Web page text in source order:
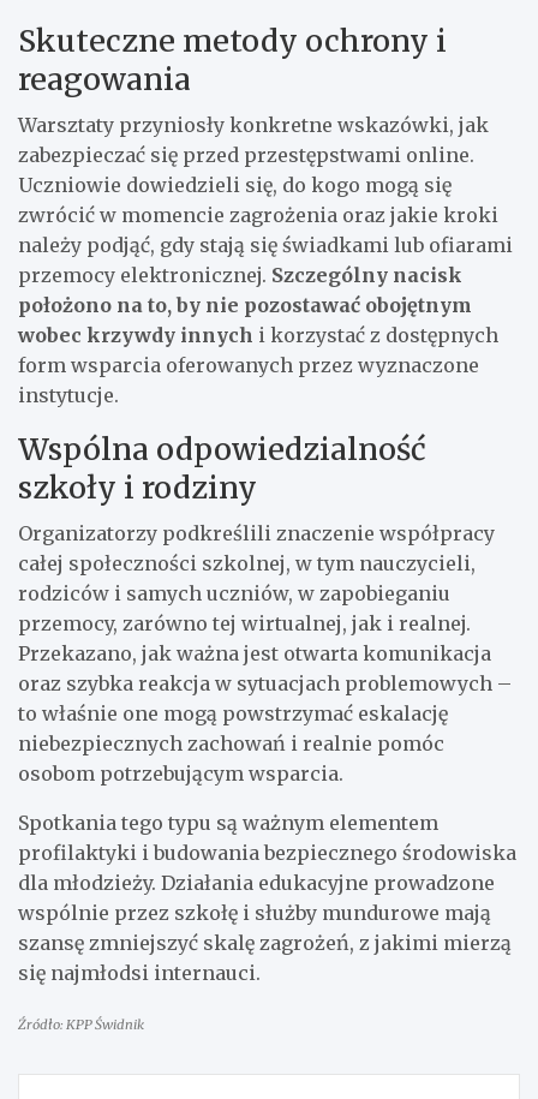
Skuteczne metody ochrony i
reagowania
Warsztaty przyniosły konkretne wskazówki, jak
zabezpieczać się przed przestępstwami online.
Uczniowie dowiedzieli się, do kogo mogą się
zwrócić w momencie zagrożenia oraz jakie kroki
należy podjąć, gdy stają się świadkami lub ofiarami
przemocy elektronicznej. Szczególny nacisk
położono na to, by nie pozostawać obojętnym
wobec krzywdy innych i korzystać z dostępnych
form wsparcia oferowanych przez wyznaczone
instytucje.
Wspólna odpowiedzialność
szkoły i rodziny
Organizatorzy podkreślili znaczenie współpracy
całej społeczności szkolnej, w tym nauczycieli,
rodziców i samych uczniów, w zapobieganiu
przemocy, zarówno tej wirtualnej, jak i realnej.
Przekazano, jak ważna jest otwarta komunikacja
oraz szybka reakcja w sytuacjach problemowych –
to właśnie one mogą powstrzymać eskalację
niebezpiecznych zachowań i realnie pomóc
osobom potrzebującym wsparcia.
Spotkania tego typu są ważnym elementem
profilaktyki i budowania bezpiecznego środowiska
dla młodzieży. Działania edukacyjne prowadzone
wspólnie przez szkołę i służby mundurowe mają
szansę zmniejszyć skalę zagrożeń, z jakimi mierzą
się najmłodsi internauci.
Źródło: KPP Świdnik